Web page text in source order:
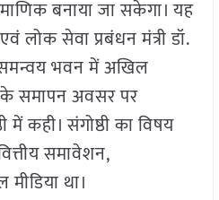
बनाया जा सकेगा। यह
लोक सेवा प्रबंधन मंत्री डॉ.
समन्वय भवन में अखिल
के समापन अवसर पर
में कही। संगोष्ठी का विषय
समावेशन,
था।